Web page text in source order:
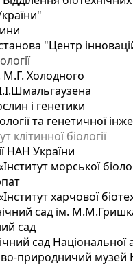
"Центр
М.Г. Холодного
І.І.Шмальгаузена
і генетики
та генетичної
клітинної біології
НАН України
морської
харчової
сад ім.
сад
сад Національної
природничий музей